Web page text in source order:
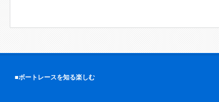
■ボートレースを知る楽しむ